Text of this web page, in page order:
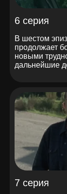
6 серия
В шестом
продолжает
новыми
дальнейшие
7 серия